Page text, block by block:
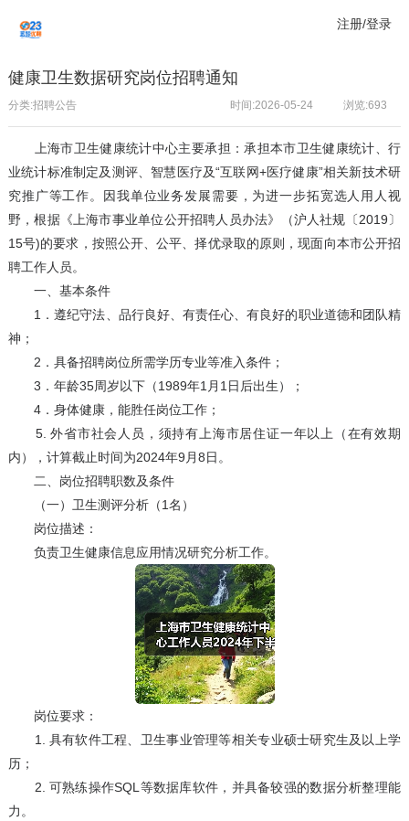
注册/登录
健康卫生数据研究岗位招聘通知
分类:招聘公告 浏览:693
时间:2026-05-24
上海市卫生健康统计中心主要承担：承担本市卫生健康统计、行
业统计标准制定及测评、智慧医疗及“互联网+医疗健康”相关新技术研
究推广等工作。因我单位业务发展需要，为进一步拓宽选人用人视
野，根据《上海市事业单位公开招聘人员办法》（沪人社规〔2019〕
15号)的要求，按照公开、公平、择优录取的原则，现面向本市公开招
聘工作人员。
一、基本条件
1．遵纪守法、品行良好、有责任心、有良好的职业道德和团队精
神；
2．具备招聘岗位所需学历专业等准入条件；
3．年龄35周岁以下（1989年1月1日后出生）；
4．身体健康，能胜任岗位工作；
5. 外省市社会人员，须持有上海市居住证一年以上（在有效期
内），计算截止时间为2024年9月8日。
二、岗位招聘职数及条件
（一）卫生测评分析（1名）
岗位描述：
负责卫生健康信息应用情况研究分析工作。
岗位要求：
1. 具有软件工程、卫生事业管理等相关专业硕士研究生及以上学
历；
2. 可熟练操作SQL等数据库软件，并具备较强的数据分析整理能
力。